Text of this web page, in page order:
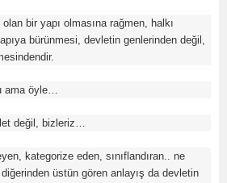
bir yapı olmasına rağmen, halkı
bürünmesi, devletin genlerinden değil,
ama öyle…
değil, bizleriz…
kategorize eden, sınıflandıran.. ne
üstün gören anlayış da devletin